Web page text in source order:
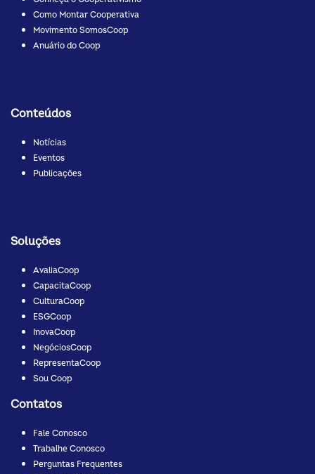
Como Montar Cooperativa
Movimento SomosCoop
Anuário do Coop
Conteúdos
Notícias
Eventos
Publicações
Soluções
AvaliaCoop
CapacitaCoop
CulturaCoop
ESGCoop
InovaCoop
NegóciosCoop
RepresentaCoop
Sou Coop
Contatos
Fale Conosco
Trabalhe Conosco
Perguntas Frequentes